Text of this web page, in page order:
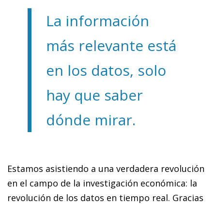
La información
más relevante está
en los datos, solo
hay que saber
dónde mirar.
Estamos asistiendo a una verdadera revolución
en el campo de la investigación económica: la
revolución de los datos en tiempo real. Gracias